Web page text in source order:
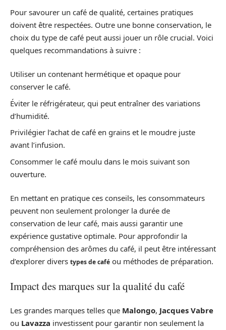
Pour savourer un café de qualité, certaines pratiques
doivent être respectées. Outre une bonne conservation, le
choix du type de café peut aussi jouer un rôle crucial. Voici
quelques recommandations à suivre :
Utiliser un contenant hermétique et opaque pour
conserver le café.
Éviter le réfrigérateur, qui peut entraîner des variations
d’humidité.
Privilégier l’achat de café en grains et le moudre juste
avant l’infusion.
Consommer le café moulu dans le mois suivant son
ouverture.
En mettant en pratique ces conseils, les consommateurs
peuvent non seulement prolonger la durée de
conservation de leur café, mais aussi garantir une
expérience gustative optimale. Pour approfondir la
compréhension des arômes du café, il peut être intéressant
d’explorer divers types de café ou méthodes de préparation.
Impact des marques sur la qualité du café
Les grandes marques telles que Malongo, Jacques Vabre
ou Lavazza investissent pour garantir non seulement la